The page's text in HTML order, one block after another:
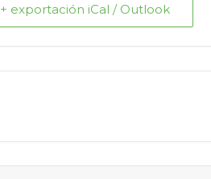
+ exportación iCal / Outlook